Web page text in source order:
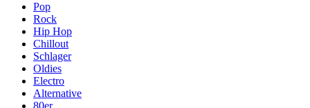
Pop
Rock
Hip Hop
Chillout
Schlager
Oldies
Electro
Alternative